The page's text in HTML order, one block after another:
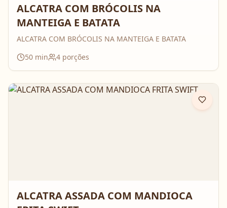
ALCATRA COM BRÓCOLIS NA
MANTEIGA E BATATA
ALCATRA COM BRÓCOLIS NA MANTEIGA E BATATA
50 min 4 porções
ALCATRA ASSADA COM MANDIOCA